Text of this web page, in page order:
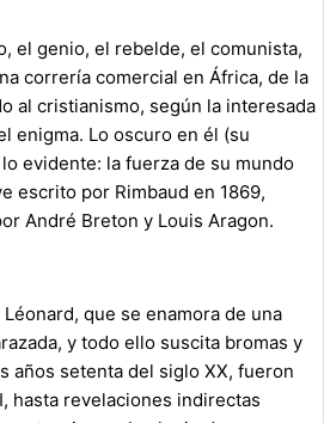
el genio, el rebelde, el comunista,
correría comercial en África, de la
al cristianismo, según la interesada
enigma. Lo oscuro en él (su
evidente: la fuerza de su mundo
escrito por Rimbaud en 1869,
André Breton y Louis Aragon.
que se enamora de una
y todo ello suscita bromas y
años setenta del siglo XX, fueron
hasta revelaciones indirectas